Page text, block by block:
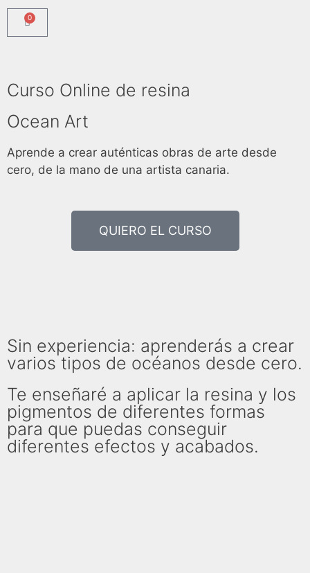
0
Curso Online de resina
Ocean Art
Aprende a crear auténticas obras de arte desde
cero, de la mano de una artista canaria.
QUIERO EL CURSO
Sin experiencia: aprenderás a crear
varios tipos de océanos desde cero.
Te enseñaré a aplicar la resina y los
pigmentos de diferentes formas
para que puedas conseguir
diferentes efectos y acabados.